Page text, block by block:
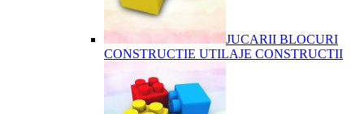
JUCARII BLOCURI
CONSTRUCTIE UTILAJE CONSTRUCTII